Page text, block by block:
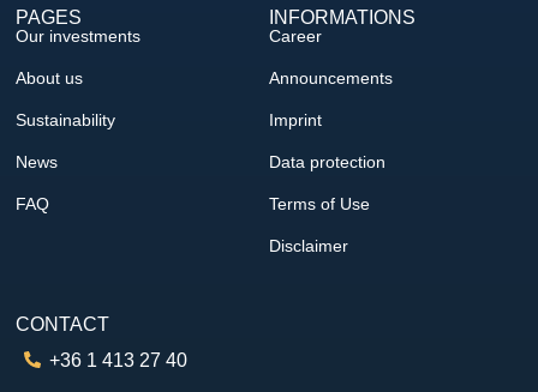
PAGES
Our investments
About us
Sustainability
News
FAQ
INFORMATIONS
Career
Announcements
Imprint
Data protection
Terms of Use
Disclaimer
CONTACT
+36 1 413 27 40